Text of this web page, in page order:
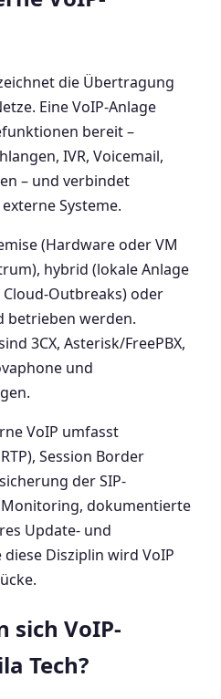
die Übertragung
Eine VoIP-Anlage
bereit –
IVR, Voicemail,
– und verbindet
Systeme.
(Hardware oder VM
hybrid (lokale Anlage
Outbreaks) oder
betrieben werden.
3CX, Asterisk/FreePBX,
und
VoIP umfasst
Session Border
der SIP-
dokumentierte
Update- und
Disziplin wird VoIP
sich VoIP-
Tech?